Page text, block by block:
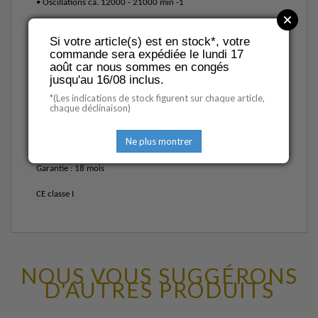
• Oscillations ca. 12000 - 21000 min -1
• Catégorie de protection II
• Protection (IP) IP2X
• Niveau sonore 75 dB. Le niveau sonore en travaillant peut
dépasser 85 dB. À partir de 85 dB,
• Vibration main-bras Inférieure à 2,5 m/s.
Garantie : 18 mois
CE classe I
NOUS VOUS SUGGÉRONS
D'AUTRES PRODUITS
Si votre article(s) est en stock*, votre
commande sera expédiée le lundi 17
août car nous sommes en congés
jusqu'au 16/08 inclus.
*(Les indications de stock figurent sur chaque article,
chaque déclinaison)
Ne plus montrer